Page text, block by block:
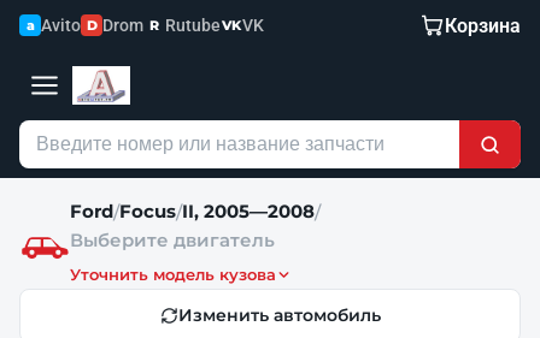
a Avito D Drom R RutubeVKVK Корзина
Ford/Focus/II, 2005—2008/
Выберите двигатель
Уточнить модель кузова
Изменить автомобиль